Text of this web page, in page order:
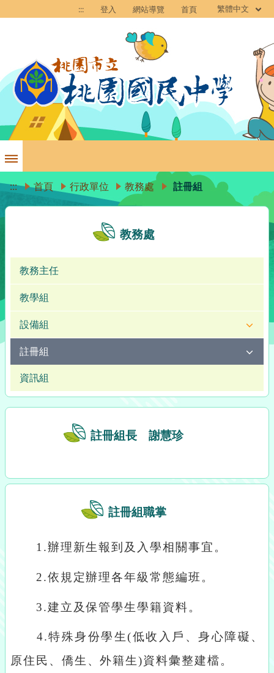
::: 登入 網站導覽 首頁 繁體中文
::: 首頁 行政單位 教務處 註冊組
教務處
教務主任
教學組
設備組
註冊組
資訊組
註冊組長 謝慧珍
註冊組職掌
1.辦理新生報到及入學相關事宜。
2.依規定辦理各年級常態編班。
3.建立及保管學生學籍資料。
4.特殊身份學生(低收入戶、身心障礙、
原住民、僑生、外籍生)資料彙整建檔。